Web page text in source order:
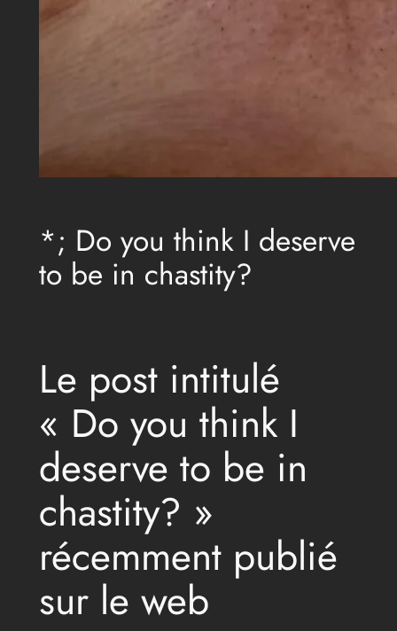
*; Do you think I deserve
to be in chastity?
Le post intitulé
« Do you think I
deserve to be in
chastity? »
récemment publié
sur le web